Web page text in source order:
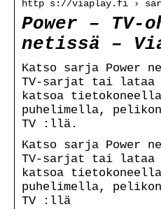
http s://viaplay.fi ›
Power – TV-
netissä –
Katso sarja Power
TV-sarjat tai lataa
katsoa
puhelimella,
TV :llä.
Katso sarja Power
TV-sarjat tai lataa
katsoa
puhelimella,
TV :llä